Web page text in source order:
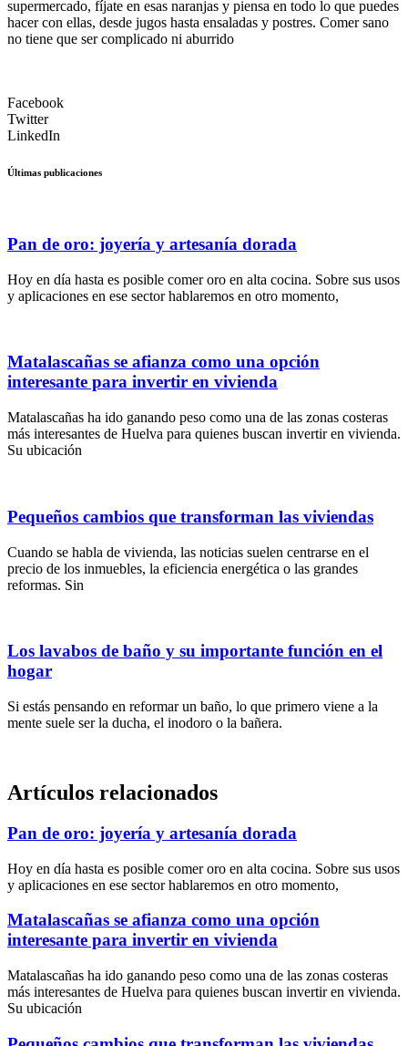
supermercado, fíjate en esas naranjas y piensa en todo lo que puedes
hacer con ellas, desde jugos hasta ensaladas y postres. Comer sano
no tiene que ser complicado ni aburrido
Facebook
Twitter
LinkedIn
Últimas publicaciones
Pan de oro: joyería y artesanía dorada
Hoy en día hasta es posible comer oro en alta cocina. Sobre sus usos
y aplicaciones en ese sector hablaremos en otro momento,
Matalascañas se afianza como una opción
interesante para invertir en vivienda
Matalascañas ha ido ganando peso como una de las zonas costeras
más interesantes de Huelva para quienes buscan invertir en vivienda.
Su ubicación
Pequeños cambios que transforman las viviendas
Cuando se habla de vivienda, las noticias suelen centrarse en el
precio de los inmuebles, la eficiencia energética o las grandes
reformas. Sin
Los lavabos de baño y su importante función en el
hogar
Si estás pensando en reformar un baño, lo que primero viene a la
mente suele ser la ducha, el inodoro o la bañera.
Artículos relacionados
Pan de oro: joyería y artesanía dorada
Hoy en día hasta es posible comer oro en alta cocina. Sobre sus usos
y aplicaciones en ese sector hablaremos en otro momento,
Matalascañas se afianza como una opción
interesante para invertir en vivienda
Matalascañas ha ido ganando peso como una de las zonas costeras
más interesantes de Huelva para quienes buscan invertir en vivienda.
Su ubicación